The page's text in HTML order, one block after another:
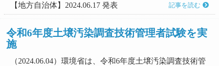
【地方自治体】2024.06.17 発表
記事を読む
令和6年度土壌汚染調査技術管理者試験を実
施
（2024.06.04）環境省は、令和6年度土壌汚染調査技術管